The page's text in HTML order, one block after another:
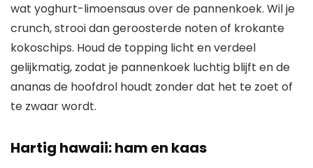
wat yoghurt-limoensaus over de pannenkoek. Wil je
crunch, strooi dan geroosterde noten of krokante
kokoschips. Houd de topping licht en verdeel
gelijkmatig, zodat je pannenkoek luchtig blijft en de
ananas de hoofdrol houdt zonder dat het te zoet of
te zwaar wordt.
Hartig hawaii: ham en kaas